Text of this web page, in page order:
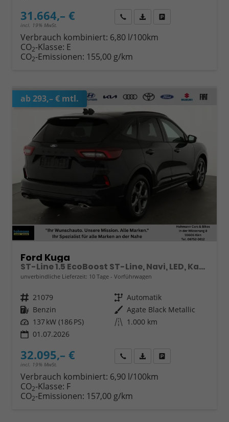
31.664,– €
incl. 19% MwSt.
Wir rufen Sie anFahrzeugexposé (PDF)
Verbrauch kombiniert: 6,80 l/100km
CO2-Klasse: E
CO2-Emissionen: 155,00 g/km
ab 293,– € mtl.
Ford Kuga
ST-Line 1.5 EcoBoost ST-Line, Navi, LED, Kamera, Winter, FS beheizbar
unverbindliche Lieferzeit: 10 Tage Vorführwagen
Fahrzeugnr. 21079 Getriebe Automatik
Kraftstoff Benzin Außenfarbe Agate Black Metallic
Leistung 137 kW (186 PS) Kilometerstand 1.000 km
01.07.2026
32.095,– €
incl. 19% MwSt.
Wir rufen Sie anFahrzeugexposé (PDF)
Verbrauch kombiniert: 6,90 l/100km
CO2-Klasse: F
CO2-Emissionen: 157,00 g/km